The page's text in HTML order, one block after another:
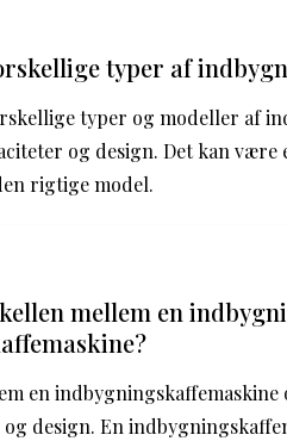
typer af
typer og modeller af
og design. Det kan være
rigtige model.
mellem en
en
design. En